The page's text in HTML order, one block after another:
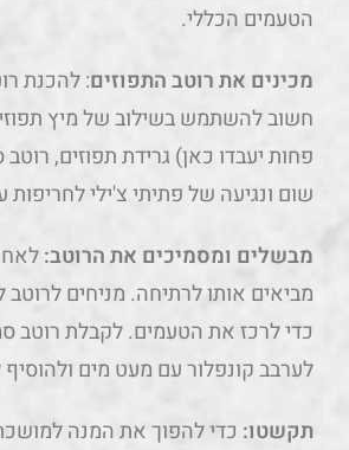
הטעמים הכללי.
מכינים את רוטב התפוזים: להכנת
חשוב להשתמש בשילוב של מיץ
פחות יעבדו כאן) גרידת תפוזים, רוטב
שום ונגיעה של פתיתי צ'ילי לחריפות
מבשלים ומסמיכים את הרוטב:
מביאים אותו לרתיחה. מניחים
כדי לרכז את הטעמים. לקבלת רוטב
לערבב קונפלור עם מעט מים ולהוסיף
תקשטו: כדי להפוך את המנה